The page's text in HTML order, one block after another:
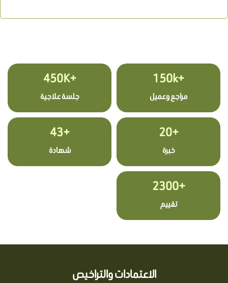
+150k
مراجع وعميل
+450K
جلسة علاجية
+20
خبرة
+43
شهادة
+2300
تقييم
الاعتمادات والتراخيص